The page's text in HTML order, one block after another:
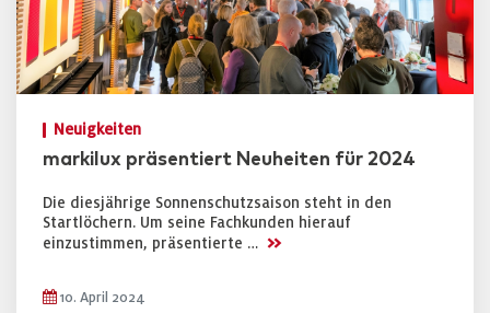
Neuigkeiten
markilux präsentiert Neuheiten für 2024
Die diesjährige Sonnenschutzsaison steht in den
Startlöchern. Um seine Fachkunden hierauf
einzustimmen, präsentierte … >>
10. April 2024